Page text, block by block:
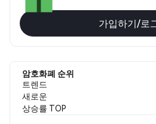
가입하기/로
암호화폐 순위
트렌드
새로운
상승률 TOP